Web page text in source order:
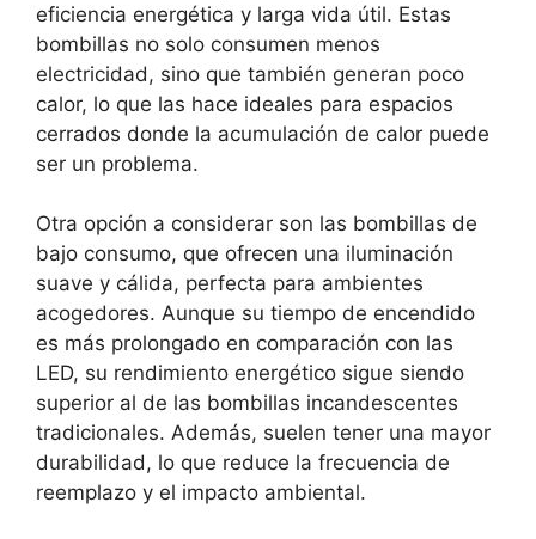
eficiencia energética y larga vida útil. Estas
bombillas no solo consumen menos
electricidad, sino que también generan poco
calor, lo que las hace ideales para espacios
cerrados donde la acumulación de calor puede
ser un problema.
Otra opción a considerar son las bombillas de
bajo consumo, que ofrecen una iluminación
suave y cálida, perfecta para ambientes
acogedores. Aunque su tiempo de encendido
es más prolongado en comparación con las
LED, su rendimiento energético sigue siendo
superior al de las bombillas incandescentes
tradicionales. Además, suelen tener una mayor
durabilidad, lo que reduce la frecuencia de
reemplazo y el impacto ambiental.